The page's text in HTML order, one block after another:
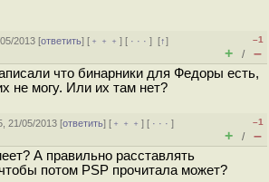
2013 [ответить] [ ﹢﹢﹢] [ · · ·][↑]
–1
+ / –
что бинарники для Федоры есть,
не могу. Или их там нет?
21/05/2013 [ответить] [ ﹢﹢﹢] [ · · ·]
–1
+ / –
А правильно расставлять
потом PSP прочитала может?